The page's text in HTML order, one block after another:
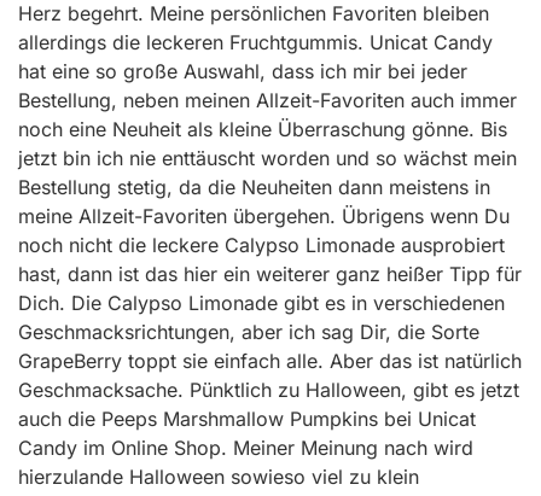
Herz begehrt. Meine persönlichen Favoriten bleiben
allerdings die leckeren Fruchtgummis. Unicat Candy
hat eine so große Auswahl, dass ich mir bei jeder
Bestellung, neben meinen Allzeit-Favoriten auch immer
noch eine Neuheit als kleine Überraschung gönne. Bis
jetzt bin ich nie enttäuscht worden und so wächst mein
Bestellung stetig, da die Neuheiten dann meistens in
meine Allzeit-Favoriten übergehen. Übrigens wenn Du
noch nicht die leckere Calypso Limonade ausprobiert
hast, dann ist das hier ein weiterer ganz heißer Tipp für
Dich. Die Calypso Limonade gibt es in verschiedenen
Geschmacksrichtungen, aber ich sag Dir, die Sorte
GrapeBerry toppt sie einfach alle. Aber das ist natürlich
Geschmacksache. Pünktlich zu Halloween, gibt es jetzt
auch die Peeps Marshmallow Pumpkins bei Unicat
Candy im Online Shop. Meiner Meinung nach wird
hierzulande Halloween sowieso viel zu klein